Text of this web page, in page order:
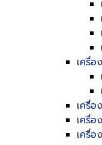
เครื่อ
เครื่
เครื่อ
เครื่อ